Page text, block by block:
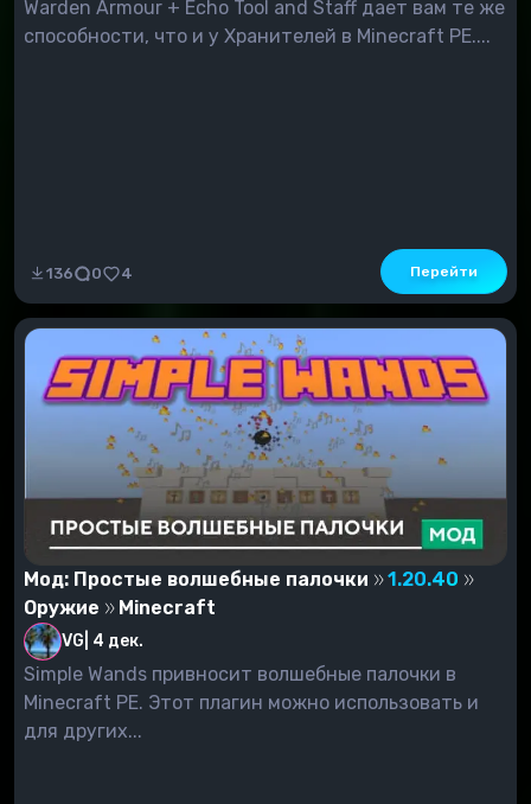
Warden Armour + Echo Tool and Staff дает вам те же
способности, что и у Хранителей в Minecraft PE....
136 0 4 Перейти
Мод: Простые волшебные палочки
1.20.40
Оружие
Minecraft
VG 4 дек.
Simple Wands привносит волшебные палочки в
Minecraft PE. Этот плагин можно использовать и
для других...